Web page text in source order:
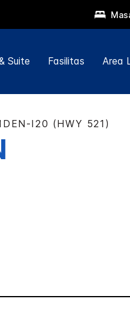
Suite Fasilitas Area
I20 (HWY 521)